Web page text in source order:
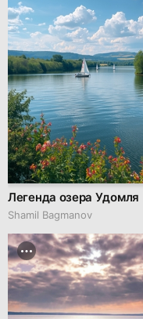
Легенда озера Удомля
Shamil Bagmanov